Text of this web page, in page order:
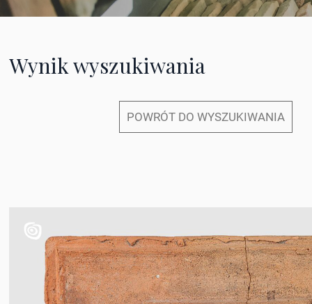
Wynik wyszukiwania
POWRÓT DO WYSZUKIWANIA